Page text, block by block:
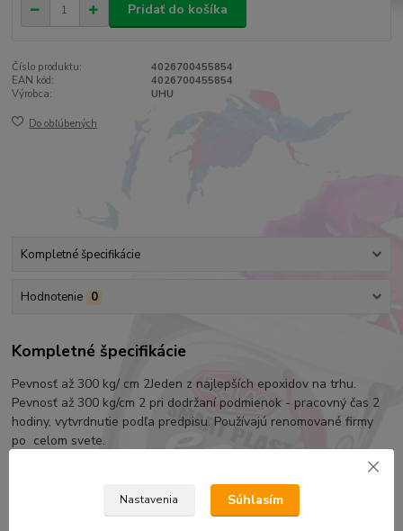
Pridať do košíka
Číslo produktu:
4026700455854
EAN kód:
4026700455854
Výrobca:
UHU
Do obľúbených
Kompletné špecifikácie
Hodnotenie 0
Kompletné špecifikácie
Pevnosť až 300 kg/ cm 2Jeden z najlepších epoxidov na trhu.
Pevnosť až 300 kg/cm 2 pri dodržaní podmienok - pracovný čas 2
hodiny, vytvrdnutie podľa predpisu. Používajú renomované firmy
po celom svete.
Tovar zaradený v kategóriách
Nastavenia Súhlasím